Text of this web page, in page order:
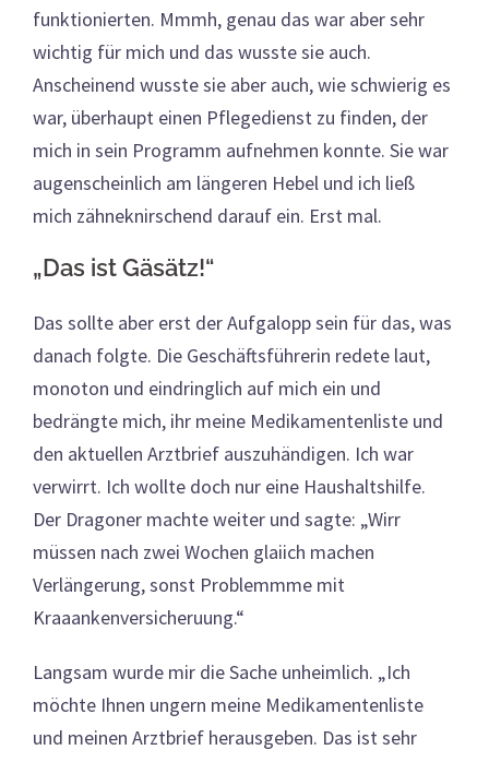
funktionierten. Mmmh, genau das war aber sehr
wichtig für mich und das wusste sie auch.
Anscheinend wusste sie aber auch, wie schwierig es
war, überhaupt einen Pflegedienst zu finden, der
mich in sein Programm aufnehmen konnte. Sie war
augenscheinlich am längeren Hebel und ich ließ
mich zähneknirschend darauf ein. Erst mal.
„Das ist Gäsätz!“
Das sollte aber erst der Aufgalopp sein für das, was
danach folgte. Die Geschäftsführerin redete laut,
monoton und eindringlich auf mich ein und
bedrängte mich, ihr meine Medikamentenliste und
den aktuellen Arztbrief auszuhändigen. Ich war
verwirrt. Ich wollte doch nur eine Haushaltshilfe.
Der Dragoner machte weiter und sagte: „Wirr
müssen nach zwei Wochen glaiich machen
Verlängerung, sonst Problemmme mit
Kraaankenversicheruung.“
Langsam wurde mir die Sache unheimlich. „Ich
möchte Ihnen ungern meine Medikamentenliste
und meinen Arztbrief herausgeben. Das ist sehr